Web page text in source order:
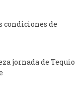
condiciones de
jornada de Tequio